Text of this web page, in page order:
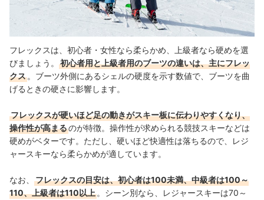
フレックスは、初心者・女性なら柔らかめ、上級者なら硬めを選
びましょう。
初心者用と上級者用のブーツの違いは、主にフレッ
クス 。ブーツ外側にあるシェルの硬度を示す数値で、ブーツを曲
げるときの硬さに影響します。
フレックスが硬いほど足の動きがスキー板に伝わりやすくなり、
操作性が高まるのが特徴。操作性が求められる競技スキーなどは
硬めがベターです。ただし、硬いほど快適性は落ちるので、レジ
ャースキーなら柔らかめが適しています。
なお、
フレックスの目安は、初心者は100未満、中級者は100～
110、上級者は110以上 。シーン別なら、レジャースキーは70～